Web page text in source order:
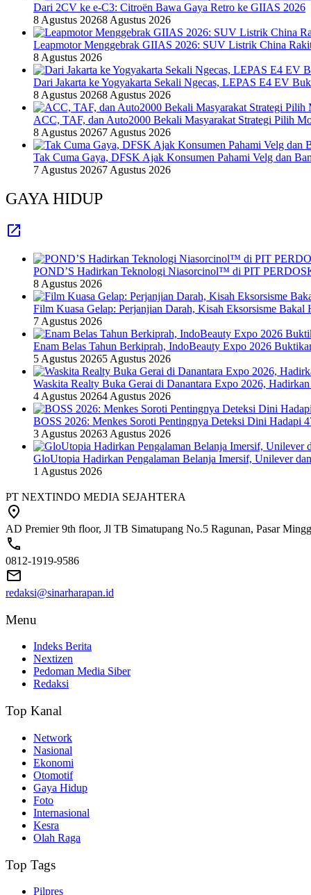
Dari 2CV ke e-C3: Citroën Bawa Gaya Retro ke GIIAS 2026
8 Agustus 20268 Agustus 2026
Leapmotor Menggebrak GIIAS 2026: SUV Listrik China
8 Agustus 2026
Dari Jakarta ke Yogyakarta Sekali Ngecas, LEPAS E4 EV
8 Agustus 20268 Agustus 2026
ACC, TAF, dan Auto2000 Bekali Masyarakat Strategi Pilih
8 Agustus 20267 Agustus 2026
Tak Cuma Gaya, DFSK Ajak Konsumen Pahami Velg dan
7 Agustus 20267 Agustus 2026
GAYA HIDUP
POND’S Hadirkan Teknologi Niasorcinol™ di PIT
8 Agustus 2026
Film Kuasa Gelap: Perjanjian Darah, Kisah Eksorsisme
7 Agustus 2026
Enam Belas Tahun Berkiprah, IndoBeauty Expo 2026
5 Agustus 20265 Agustus 2026
Waskita Realty Buka Gerai di Danantara Expo 2026,
4 Agustus 20264 Agustus 2026
BOSS 2026: Menkes Soroti Pentingnya Deteksi Dini Hadapi
3 Agustus 20263 Agustus 2026
GloUtopia Hadirkan Pengalaman Belanja Imersif, Unilever
1 Agustus 2026
PT NEXTINDO MEDIA SEJAHTERA
AD Premier 9th floor, Jl TB Simatupang No.5 Ragunan, Pasar
0812-1919-9586
redaksi@sinarharapan.id
Menu
Indeks Berita
Nextizen
Pedoman Media Siber
Redaksi
Top Kanal
Network
Nasional
Ekonomi
Otomotif
Gaya Hidup
Foto
Internasional
Kesra
Olah Raga
Top Tags
Pilpres